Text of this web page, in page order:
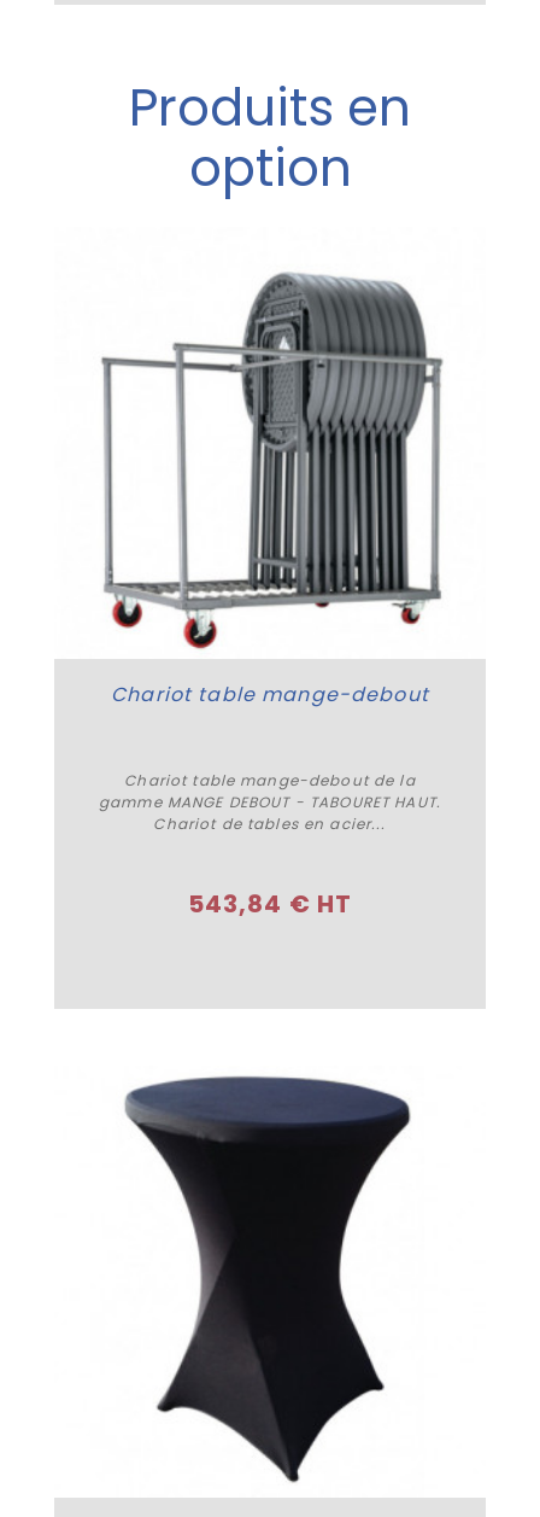
Produits en
option
Chariot table mange-debout
Chariot table mange-debout de la
gamme MANGE DEBOUT - TABOURET HAUT.
Chariot de tables en acier...
543,84 € HT